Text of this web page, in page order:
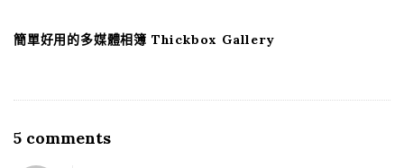
簡單好用的多媒體相簿 Thickbox Gallery
5 comments